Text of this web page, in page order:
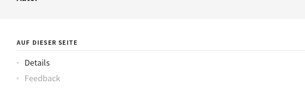
AUF DIESER SEITE
Details
Feedback